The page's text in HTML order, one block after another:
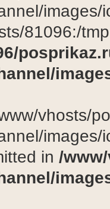
81096:/
vhosts/
in /